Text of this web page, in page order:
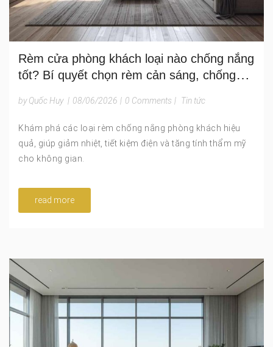
Rèm cửa phòng khách loại nào chống nắng
tốt? Bí quyết chọn rèm cản sáng, chống
by Quốc Huy | 08/06/2026 | 0 Comments | Tin tức
Khám phá các loại rèm chống nắng phòng khách hiệu
quả, giúp giảm nhiệt, tiết kiệm điện và tăng tính thẩm mỹ
cho không gian.
read more